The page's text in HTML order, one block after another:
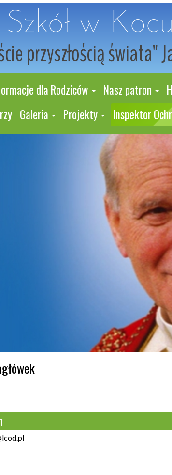
w
przyszłością świata"
dla Rodziców Nasz patron
Galeria Projekty Inspektor